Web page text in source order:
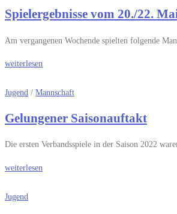
Spielergebnisse vom 20./22.
Am vergangenen Wochende spielten folgende
weiterlesen
Jugend / Mannschaft
Gelungener Saisonauftakt
Die ersten Verbandsspiele in der Saison 2022
weiterlesen
Jugend